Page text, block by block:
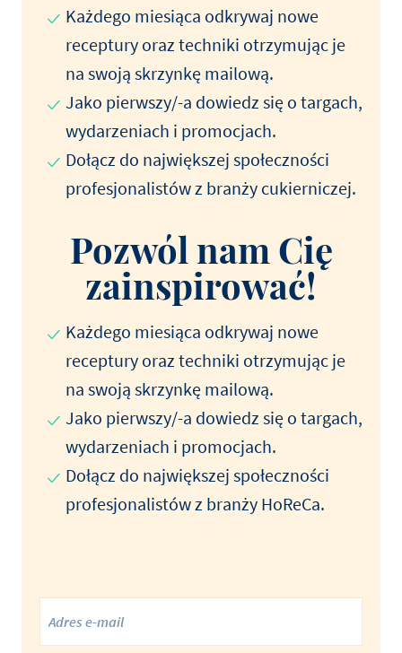
Każdego miesiąca odkrywaj nowe
receptury oraz techniki otrzymując je
na swoją skrzynkę mailową.
Jako pierwszy/-a dowiedz się o targach,
wydarzeniach i promocjach.
Dołącz do największej społeczności
profesjonalistów z branży cukierniczej.
Pozwól nam Cię
zainspirować!
Każdego miesiąca odkrywaj nowe
receptury oraz techniki otrzymując je
na swoją skrzynkę mailową.
Jako pierwszy/-a dowiedz się o targach,
wydarzeniach i promocjach.
Dołącz do największej społeczności
profesjonalistów z branży HoReCa.